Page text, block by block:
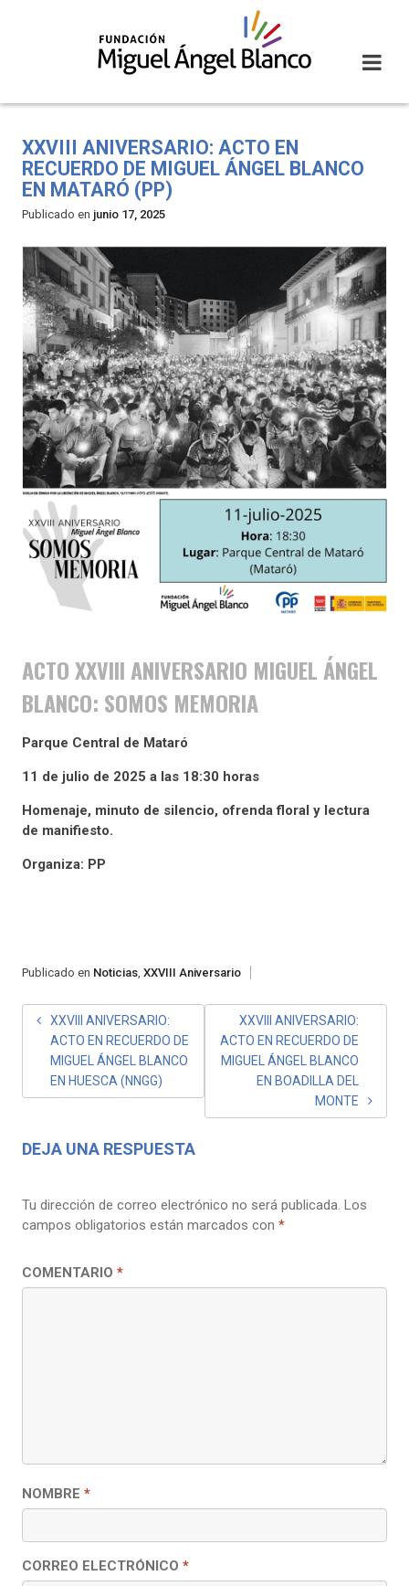
XXVIII ANIVERSARIO: ACTO EN
RECUERDO DE MIGUEL ÁNGEL BLANCO
EN MATARÓ (PP)
Publicado en junio 17, 2025
ACTO XXVIII ANIVERSARIO MIGUEL ÁNGEL
BLANCO: SOMOS MEMORIA
Parque Central de Mataró
11 de julio de 2025 a las 18:30 horas
Homenaje, minuto de silencio, ofrenda floral y lectura
de manifiesto.
Organiza: PP
Publicado en Noticias, XXVIII Aniversario
NAVEGACIÓN
ENTRADAS
XXVIII ANIVERSARIO:
ACTO EN RECUERDO DE
MIGUEL ÁNGEL BLANCO
EN HUESCA (NNGG)
XXVIII ANIVERSARIO:
ACTO EN RECUERDO DE
MIGUEL ÁNGEL BLANCO
EN BOADILLA DEL
MONTE
DEJA UNA RESPUESTA
Tu dirección de correo electrónico no será publicada. Los
campos obligatorios están marcados con *
COMENTARIO *
NOMBRE *
CORREO ELECTRÓNICO *